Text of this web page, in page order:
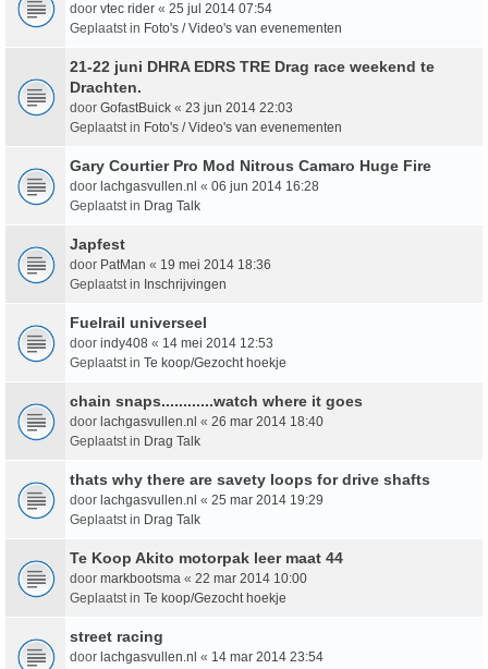
door vtec rider « 25 jul 2014 07:54
Geplaatst in Foto's / Video's van evenementen
21-22 juni DHRA EDRS TRE Drag race weekend te
Drachten.
door GofastBuick « 23 jun 2014 22:03
Geplaatst in Foto's / Video's van evenementen
Gary Courtier Pro Mod Nitrous Camaro Huge Fire
door lachgasvullen.nl « 06 jun 2014 16:28
Geplaatst in Drag Talk
Japfest
door PatMan « 19 mei 2014 18:36
Geplaatst in Inschrijvingen
Fuelrail universeel
door indy408 « 14 mei 2014 12:53
Geplaatst in Te koop/Gezocht hoekje
chain snaps............watch where it goes
door lachgasvullen.nl « 26 mar 2014 18:40
Geplaatst in Drag Talk
thats why there are savety loops for drive shafts
door lachgasvullen.nl « 25 mar 2014 19:29
Geplaatst in Drag Talk
Te Koop Akito motorpak leer maat 44
door markbootsma « 22 mar 2014 10:00
Geplaatst in Te koop/Gezocht hoekje
street racing
door lachgasvullen.nl « 14 mar 2014 23:54